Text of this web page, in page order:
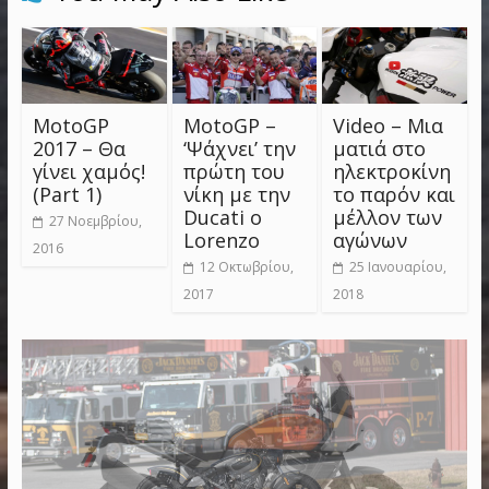
MotoGP
2017 – Θα
γίνει χαμός!
(Part 1)
27 Νοεμβρίου,
2016
MotoGP –
‘Ψάχνει’ την
πρώτη του
νίκη με την
Ducati ο
Lorenzo
12 Οκτωβρίου,
2017
Video – Μια
ματιά στο
ηλεκτροκίνη
το παρόν και
μέλλον των
αγώνων
25 Ιανουαρίου,
2018